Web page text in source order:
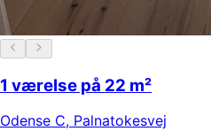
1 værelse på 22 m²
Odense C, Palnatokesvej